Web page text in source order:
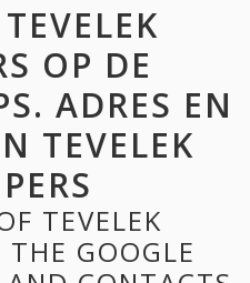
OP DE
ADRES EN
TEVELEK
TEVELEK
THE GOOGLE